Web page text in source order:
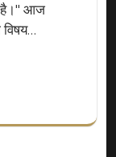
है।" आज